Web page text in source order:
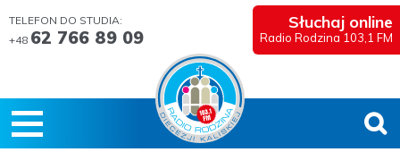
TELEFON DO STUDIA:
+48 62 766 89 09
Słuchaj online
Radio Rodzina 103,1 FM